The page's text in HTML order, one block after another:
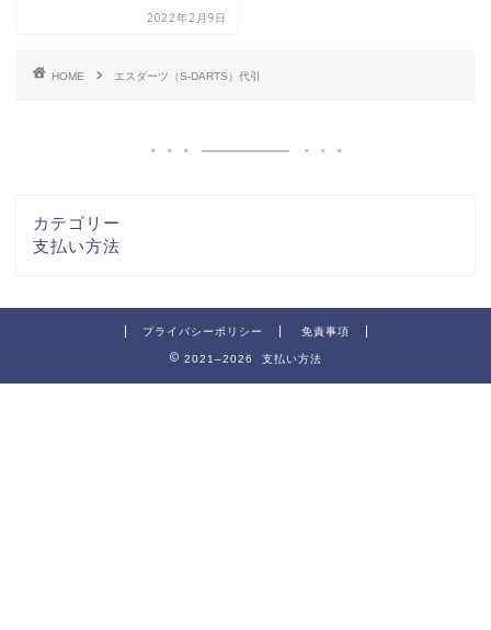
2022年2月9日
HOME エスダーツ（S-DARTS）代引
カテゴリー
支払い方法
プライバシーポリシー 免責事項
2021–2026 支払い方法